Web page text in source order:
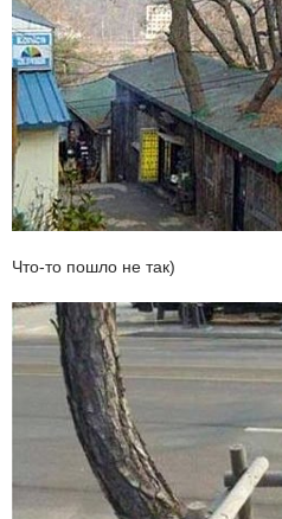
Что-то пошло не так)